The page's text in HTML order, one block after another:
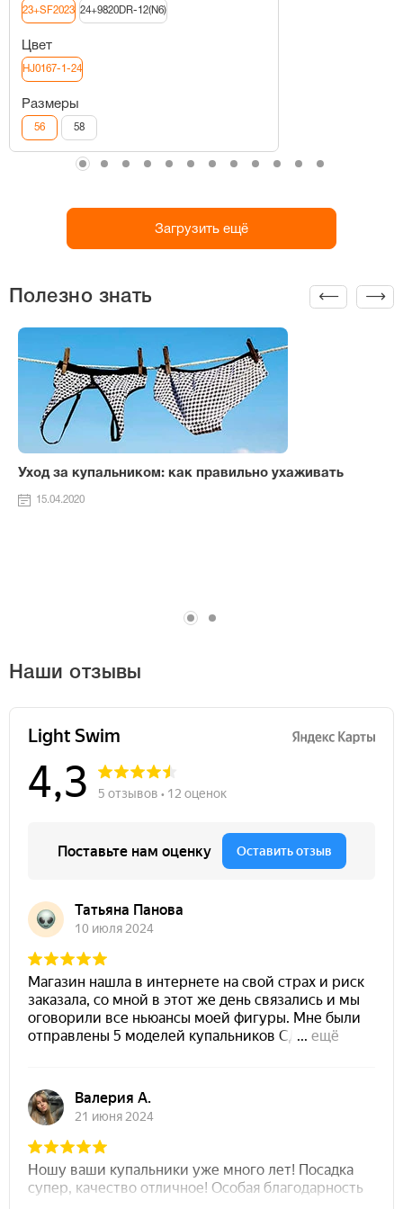
23+SF2023 24+9820DR-12(N6)
Цвет
HJ0167-1-24
Размеры
56 58
Загрузить ещё
Полезно знать
Уход за купальником: как правильно ухаживать
15.04.2020
Наши отзывы